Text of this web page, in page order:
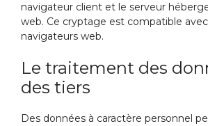
navigateur client et le serveur
web. Ce cryptage est compatible
navigateurs web.
Le traitement des
des tiers
Des données à caractère personnel